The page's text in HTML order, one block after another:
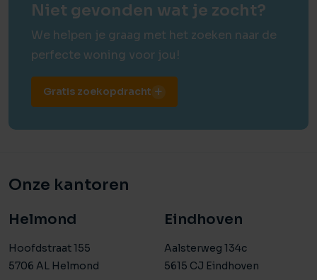
Niet gevonden wat je zocht?
We helpen je graag met het zoeken naar de
perfecte woning voor jou!
Gratis zoekopdracht
Onze kantoren
Helmond
Hoofdstraat 155
5706 AL Helmond
Eindhoven
Aalsterweg 134c
5615 CJ Eindhoven